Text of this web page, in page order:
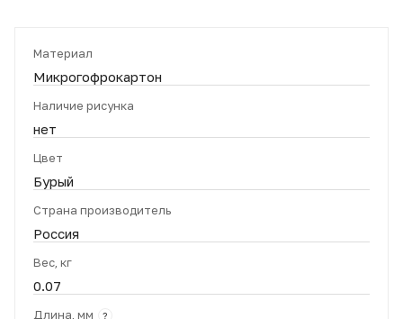
Материал
Микрогофрокартон
Наличие рисунка
нет
Цвет
Бурый
Страна производитель
Россия
Вес, кг
0.07
Длина, мм ?